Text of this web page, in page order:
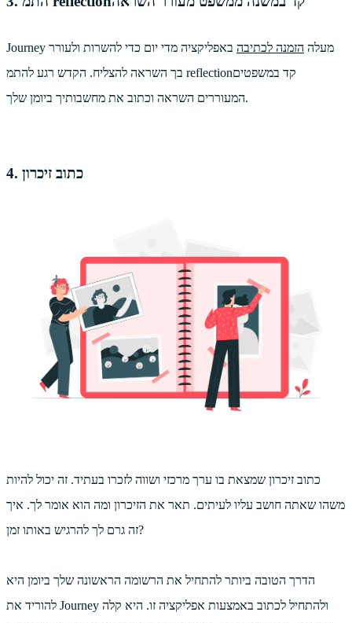
Journey מעלה הזמנה לכתיבה באפליקציה מדי יום כדי להשרות ולעורר
בך השראה להצליח. הקדש רגע להתמ reflectionקד במשפטים
המעוררים השראה וכתוב את מחשבותיך ביומן שלך.
4. כתוב זיכרון
כתוב זיכרון שמצאת בו ערך מרכזי ושווה לזכרו בעתיד. זה יכול להיות
משהו שאתה חושב עליו לעיתים. תאר את הזיכרון ומה הוא אומר לך. איך
זה גרם לך להרגיש באותו זמן?
הדרך הטובה ביותר להתחיל את הרשומה הראשונה שלך ביומן היא
להוריד את Journey ולהתחיל לכתוב באמצעות אפליקציה זו. היא קלה